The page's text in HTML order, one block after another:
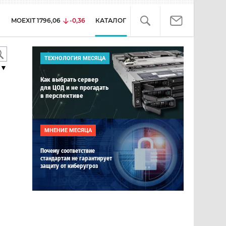
MOEXIT 1796,06 -0,36 КАТАЛОГ
ТЕХНОЛОГИЯ МЕСЯЦА
Как выбрать сервер
для ЦОД и не прогадать
в перспективе
МНЕНИЕ МЕСЯЦА
Почему соответствие
стандартам не гарантирует
защиту от киберугроз